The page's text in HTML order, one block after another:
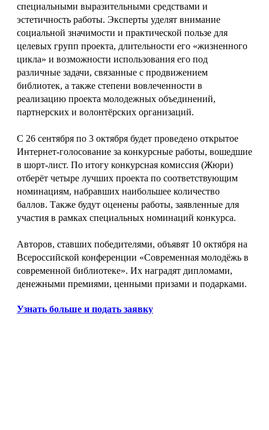
специальными выразительными средствами и
эстетичность работы. Эксперты уделят внимание
социальной значимости и практической пользе для
целевых групп проекта, длительности его «жизненного
цикла» и возможности использования его под
различные задачи, связанные с продвижением
библиотек, а также степени вовлеченности в
реализацию проекта молодежных объединений,
партнерских и волонтёрских организаций.
С 26 сентября по 3 октября будет проведено открытое
Интернет-голосование за конкурсные работы, вошедшие
в шорт-лист. По итогу конкурсная комиссия (Жюри)
отберёт четыре лучших проекта по соответствующим
номинациям, набравших наибольшее количество
баллов. Также будут оценены работы, заявленные для
участия в рамках специальных номинаций конкурса.
Авторов, ставших победителями, объявят 10 октября на
Всероссийской конференции «Современная молодёжь в
современной библиотеке». Их наградят дипломами,
денежными премиями, ценными призами и подарками.
Узнать больше и подать заявку